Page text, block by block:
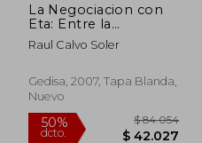
La Negociacion con
Eta: Entre la
Confusion y los
Prejuicios
Raul Calvo Soler
Gedisa, 2007, Tapa Blanda,
Nuevo